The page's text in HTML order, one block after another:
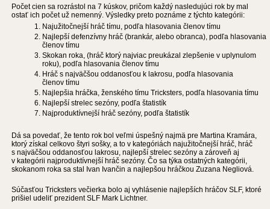
Počet cien sa rozrástol na 7 kúskov, pričom každý nasledujúci rok by mal
ostať ich počet už nemenný. Výsledky preto poznáme z týchto kategórii:
Najužitočnejší hráč tímu, podľa hlasovania členov tímu
Najlepší defenzívny hráč (brankár, alebo obranca), podľa hlasovania
členov tímu
Skokan roka, (hráč ktorý najviac preukázal zlepšenie v uplynulom
roku), podľa hlasovania členov tímu
Hráč s najväčšou oddanosťou k lakrosu, podľa hlasovania
členov tímu
Najlepšia hráčka, ženského tímu Tricksters, podľa hlasovania tímu
Najlepší strelec sezóny, podľa štatistík
Najproduktívnejší hráč sezóny, podľa štatistík
Dá sa povedať, že tento rok bol veľmi úspešný najmä pre Martina Kramára,
ktorý získal celkovo štyri sošky, a to v kategóriách najužitočnejší hráč, hráč
s najväčšou oddanosťou lakrosu, najlepší strelec sezóny a zároveň aj
v kategórii najproduktívnejší hráč sezóny. Čo sa týka ostatných kategórii,
skokanom roka sa stal Ivan Ivančin a najlepšou hráčkou Zuzana Negliová.
Súčasťou Tricksters večierka bolo aj vyhlásenie najlepších hráčov SLF, ktoré
prišiel udeliť prezident SLF Mark Lichtner.